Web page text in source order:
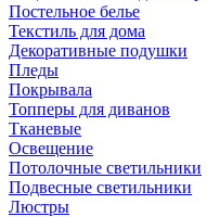
Постельное белье
Текстиль для дома
Декоративные подушки
Пледы
Покрывала
Топперы для диванов
Тканевые
Освещение
Потолочные светильники
Подвесные светильники
Люстры